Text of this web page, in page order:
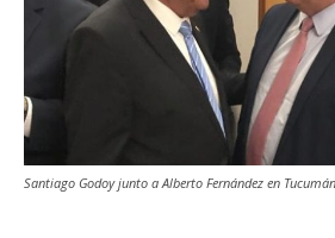
Santiago Godoy junto a Alberto Fernández en Tucumán.